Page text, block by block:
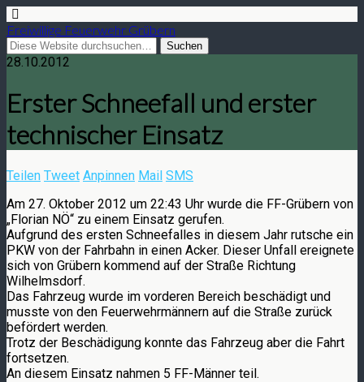
Freiwillige Feuerwehr Grübern
28.10.2012
Erster Schneefall und erster
technischer Einsatz
Teilen Tweet Anpinnen Mail SMS
Am 27. Oktober 2012 um 22:43 Uhr wurde die FF-Grübern von
„Florian NÖ“ zu einem Einsatz gerufen.
Aufgrund des ersten Schneefalles in diesem Jahr rutsche ein
PKW von der Fahrbahn in einen Acker. Dieser Unfall ereignete
sich von Grübern kommend auf der Straße Richtung
Wilhelmsdorf.
Das Fahrzeug wurde im vorderen Bereich beschädigt und
musste von den Feuerwehrmännern auf die Straße zurück
befördert werden.
Trotz der Beschädigung konnte das Fahrzeug aber die Fahrt
fortsetzen.
An diesem Einsatz nahmen 5 FF-Männer teil.